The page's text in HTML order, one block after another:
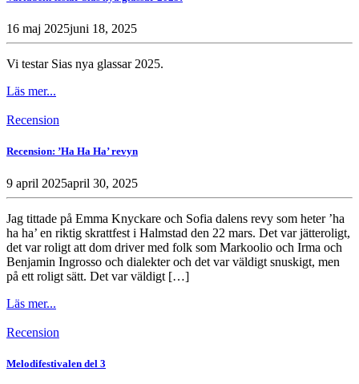
16 maj 2025juni 18, 2025
Vi testar Sias nya glassar 2025.
Läs mer...
Recension
Recension: ’Ha Ha Ha’ revyn
9 april 2025april 30, 2025
Jag tittade på Emma Knyckare och Sofia dalens revy som heter ’ha
ha ha’ en riktig skrattfest i Halmstad den 22 mars. Det var jätteroligt,
det var roligt att dom driver med folk som Markoolio och Irma och
Benjamin Ingrosso och dialekter och det var väldigt snuskigt, men
på ett roligt sätt. Det var väldigt […]
Läs mer...
Recension
Melodifestivalen del 3